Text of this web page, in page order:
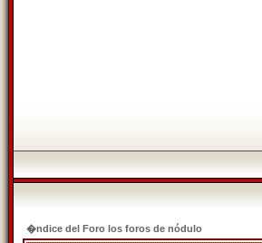
�ndice del Foro los foros de nódulo